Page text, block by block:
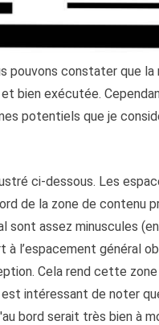
pouvons constater que la
bien exécutée.
potentiels que je
ci-dessous. Les
de la zone de contenu
sont assez minuscules
à l’espacement général
Cela rend cette zone
intéressant de noter
bord serait très bien à